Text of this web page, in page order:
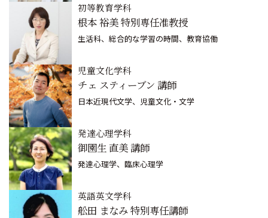
初等教育学科
根本 裕美 特別専任准教授
生活科、総合的な学習の時間、教育協働
児童文化学科
チェ スティーブン 講師
日本近現代文学、児童文化・文学
発達心理学科
御園生 直美 講師
発達心理学、臨床心理学
英語英文学科
舩田 まなみ 特別専任講師